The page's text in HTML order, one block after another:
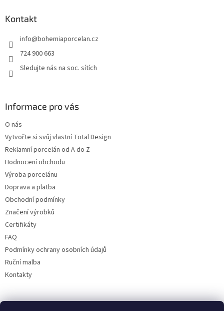
Kontakt
info@bohemiaporcelan.cz
724 900 663
Sledujte nás na soc. sítích
Informace pro vás
O nás
Vytvořte si svůj vlastní Total Design
Reklamní porcelán od A do Z
Hodnocení obchodu
Výroba porcelánu
Doprava a platba
Obchodní podmínky
Značení výrobků
Certifikáty
FAQ
Podmínky ochrany osobních údajů
Ruční malba
Kontakty